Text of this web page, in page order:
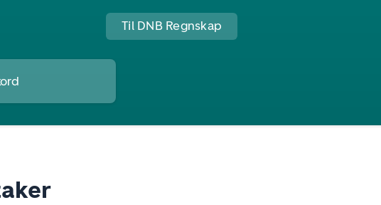
Til DNB Regnskap